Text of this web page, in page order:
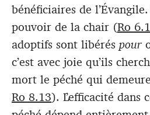
bénéficiaires de
pouvoir de la chair (Ro
adoptifs sont libérés pour
c’est avec joie qu’ils
mort le péché qui
Ro 8.13). L’efficacité